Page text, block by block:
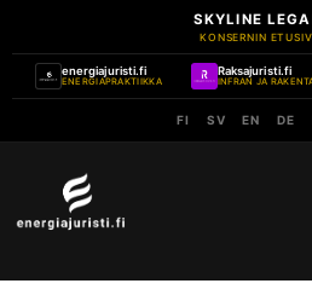
SKYLINE
KONSERNIN
energiajuristi.fi
ENERGIAPRAKTIIKKA
Raksajuristi.fi
FI SV EN DE